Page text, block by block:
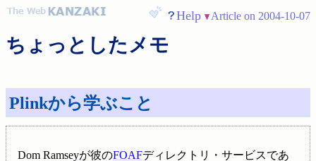
Help Article on 2004-10-07
ちょっとしたメモ
Plinkから学ぶこと
Dom Ramseyが彼のFOAFディレクトリ・サービスであ